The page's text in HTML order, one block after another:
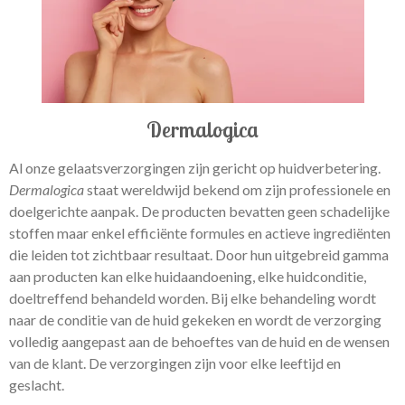
Dermalogica
Al onze gelaatsverzorgingen zijn gericht op huidverbetering.
Dermalogicastaat wereldwijd bekend om zijn professionele en
doelgerichte aanpak. De producten bevatten geen schadelijke
stoffen maar enkel efficiënte formules en actieve ingrediënten
die leiden tot zichtbaar resultaat. Door hun uitgebreid gamma
aan producten kan elke huidaandoening, elke huidconditie,
doeltreffend behandeld worden. Bij elke behandeling wordt
naar de conditie van de huid gekeken en wordt de verzorging
volledig aangepast aan de behoeftes van de huid en de wensen
van de klant. De verzorgingen zijn voor elke leeftijd en
geslacht.